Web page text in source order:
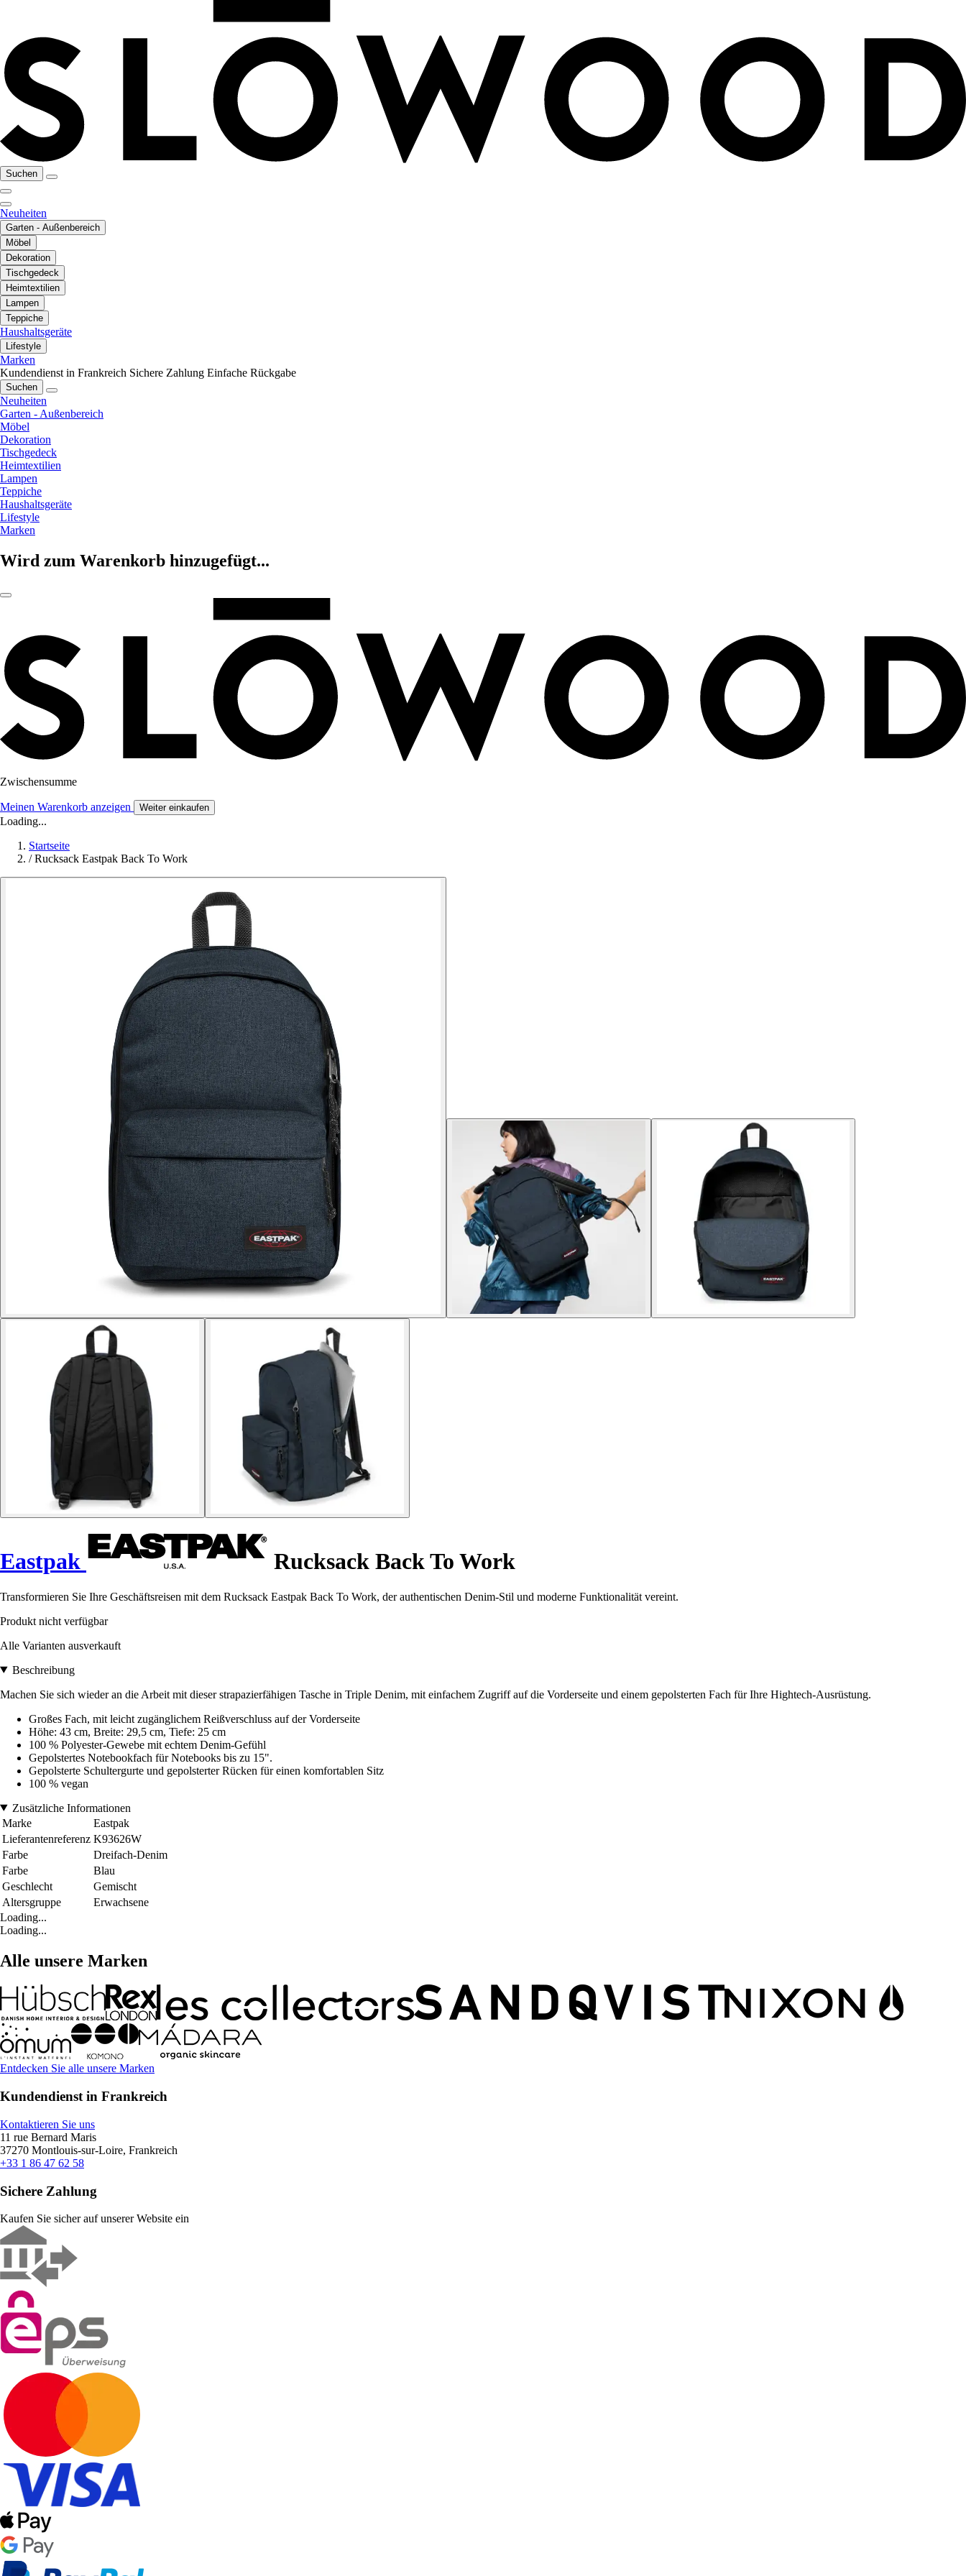
Suchen
Neuheiten
Garten - Außenbereich
Möbel
Dekoration
Tischgedeck
Heimtextilien
Lampen
Teppiche
Haushaltsgeräte
Lifestyle
Marken
Kundendienst in Frankreich Sichere Zahlung Einfache Rückgabe
Suchen
Neuheiten
Garten - Außenbereich
Möbel
Dekoration
Tischgedeck
Heimtextilien
Lampen
Teppiche
Haushaltsgeräte
Lifestyle
Marken
Wird zum Warenkorb hinzugefügt...
Zwischensumme
Meinen Warenkorb anzeigen Weiter einkaufen
Loading...
Startseite
/ Rucksack Eastpak Back To Work
Eastpak Rucksack Back To Work
Transformieren Sie Ihre Geschäftsreisen mit dem Rucksack Eastpak Back To Work, der authentischen Denim-Stil und moderne Funktionalität vereint.
Produkt nicht verfügbar
Alle Varianten ausverkauft
Beschreibung
Machen Sie sich wieder an die Arbeit mit dieser strapazierfähigen Tasche in Triple Denim, mit einfachem Zugriff auf die Vorderseite und einem gepolsterten Fach für Ihre Hightech-Ausrüstung.
Großes Fach, mit leicht zugänglichem Reißverschluss auf der Vorderseite
Höhe: 43 cm, Breite: 29,5 cm, Tiefe: 25 cm
100 % Polyester-Gewebe mit echtem Denim-Gefühl
Gepolstertes Notebookfach für Notebooks bis zu 15".
Gepolsterte Schultergurte und gepolsterter Rücken für einen komfortablen Sitz
100 % vegan
Zusätzliche Informationen
Marke
Eastpak
Lieferantenreferenz K93626W
Farbe
Dreifach-Denim
Farbe
Blau
Geschlecht
Gemischt
Altersgruppe
Erwachsene
Loading...
Loading...
Alle unsere Marken
Entdecken Sie alle unsere Marken
Kundendienst in Frankreich
Kontaktieren Sie uns
11 rue Bernard Maris
37270 Montlouis-sur-Loire, Frankreich
+33 1 86 47 62 58
Sichere Zahlung
Kaufen Sie sicher auf unserer Website ein